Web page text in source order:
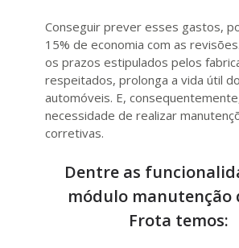
Conseguir prever esses gastos,
15% de economia com as
os prazos estipulados pelos
respeitados, prolonga a vida útil
automóveis. E,
necessidade de realizar
corretivas.
Dentre as
módulo manutenção
Frota temos: